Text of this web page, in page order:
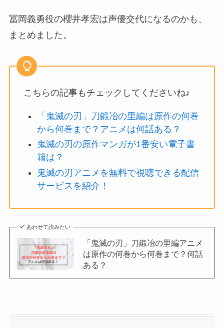
冨岡義勇役の櫻井孝宏は声優交代になるのかも、
まとめました。
こちらの記事もチェックしてくださいね♪
「鬼滅の刃」刀鍛冶の里編は原作の何巻
から何巻まで？アニメは何話ある？
鬼滅の刃の原作マンガが1番安い電子書
籍は？
鬼滅の刃アニメを無料で視聴できる配信
サービスを紹介！
あわせて読みたい
「鬼滅の刃」刀鍛冶の里編アニメ
は原作の何巻から何巻まで？何話
ある？